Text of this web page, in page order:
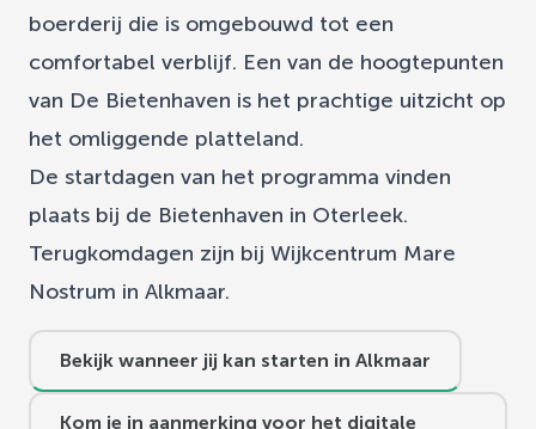
boerderij die is omgebouwd tot een
comfortabel verblijf. Een van de hoogtepunten
van De Bietenhaven is het prachtige uitzicht op
het omliggende platteland.
De startdagen van het programma vinden
plaats bij de Bietenhaven in Oterleek.
Terugkomdagen zijn bij Wijkcentrum Mare
Nostrum in Alkmaar.
Bekijk wanneer jij kan starten in Alkmaar
Kom je in aanmerking voor het digitale